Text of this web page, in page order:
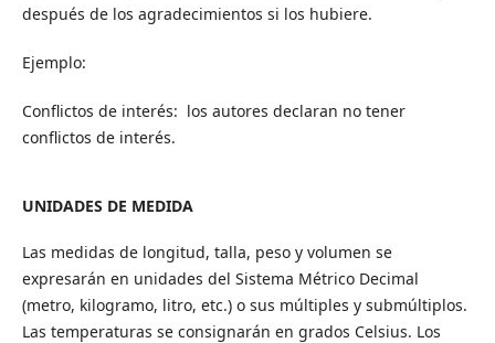
después de los agradecimientos si los hubiere.
Ejemplo:
Conflictos de interés: los autores declaran no tener
conflictos de interés.
UNIDADES DE MEDIDA
Las medidas de longitud, talla, peso y volumen se
expresarán en unidades del Sistema Métrico Decimal
(metro, kilogramo, litro, etc.) o sus múltiples y submúltiplos.
Las temperaturas se consignarán en grados Celsius. Los